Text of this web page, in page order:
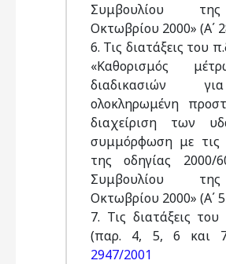
Συμβουλίου
Οκτωβρίου 2000» (Α΄
6. Τις διατάξεις του
«Καθορισμός
διαδικασιών
ολοκληρωμένη
διαχείριση των
συμμόρφωση με τις
της οδηγίας 2000/
Συμβουλίου
Οκτωβρίου 2000» (Α΄
7. Τις διατάξεις
(παρ. 4, 5, 6 και
2947/2001